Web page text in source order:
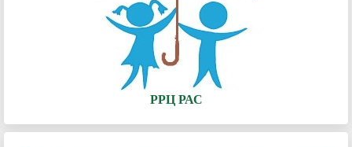
РРЦ РАС